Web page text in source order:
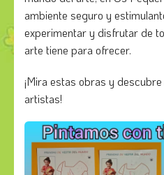
ambiente seguro y
experimentar y disfrutar de
arte tiene para ofrecer.
¡Mira estas obras y descubre
artistas!